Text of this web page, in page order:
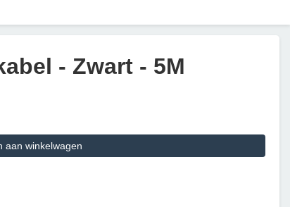
- Zwart - 5M
aan winkelwagen